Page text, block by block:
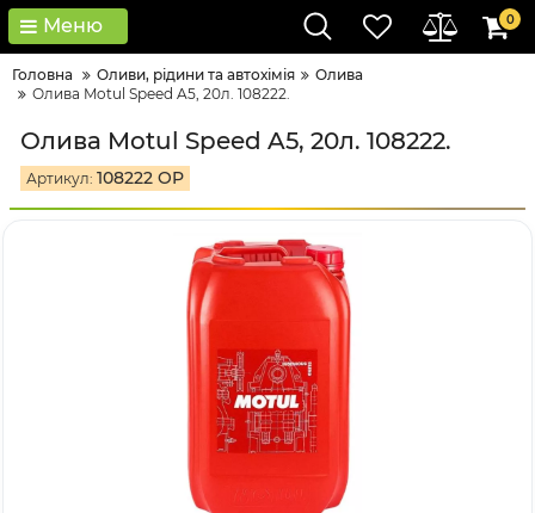
Меню 0
Головна Оливи, рідини та автохімія
Олива
Олива Motul Speed A5, 20л. 108222.
Олива Motul Speed A5, 20л. 108222.
Артикул: 108222 OP